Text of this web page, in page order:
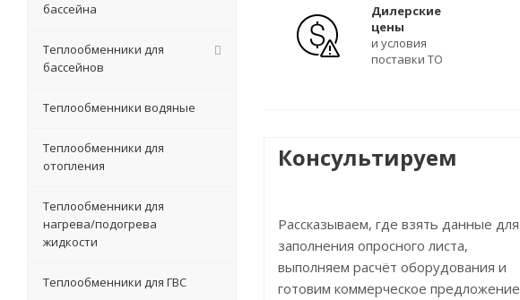
Дилерские
цены
и условия
поставки ТО
Консультируем
Рассказываем, где взять данные для
заполнения опросного листа,
выполняем расчёт оборудования и
готовим коммерческое предложение
бассейна
Теплообменники для
бассейнов
Теплообменники водяные
Теплообменники для
отопления
Теплообменники для
нагрева/подогрева
жидкости
Теплообменники для ГВС